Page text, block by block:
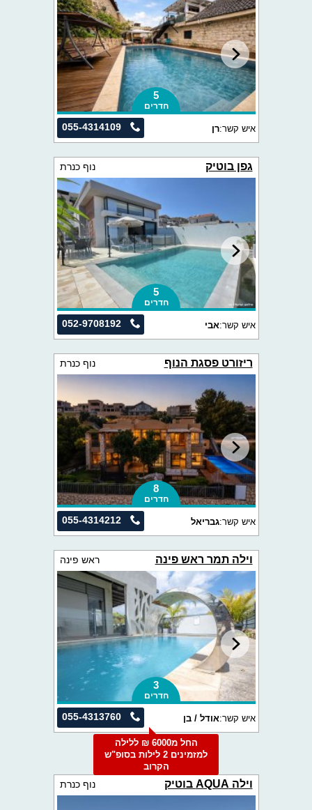
5
חדרים
055-4314109 איש קשר:רן
גפן בוטיק נוף כנרת
5
חדרים
052-9708192 איש קשר:אבי
ריזורט פסגת הנוף נוף כנרת
8
חדרים
055-4314212 איש קשר:גבריאל
וילה תמר ראש פינה ראש פינה
3
חדרים
055-4313760 איש קשר:אודל / בן
החל מ6000 ₪ ללילה
למזמינים 2 לילות בסופ"ש
הקרוב
וילה AQUA בוטיק נוף כנרת